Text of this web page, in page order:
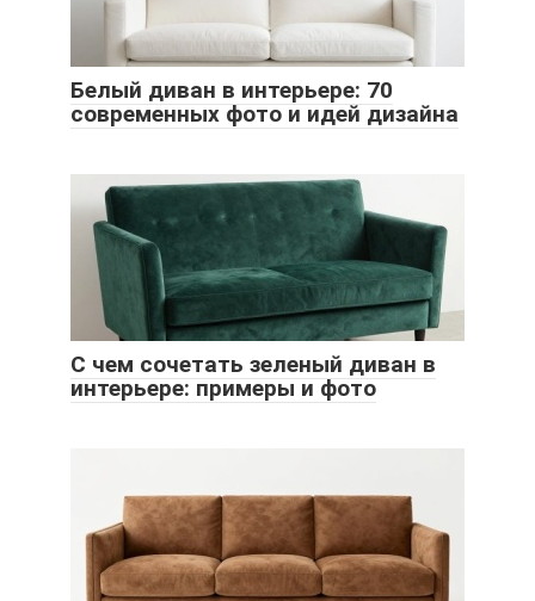
Белый диван в интерьере: 70
современных фото и идей дизайна
С чем сочетать зеленый диван в
интерьере: примеры и фото